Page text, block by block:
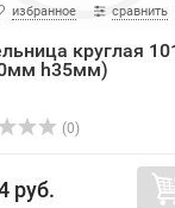
избранное сравнить
круглая
h35мм)
(0)
руб.